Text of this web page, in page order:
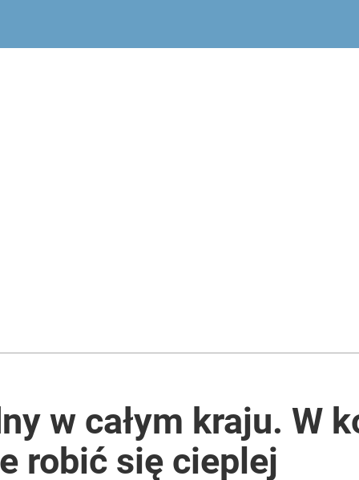
roku?
Polacy. Sondaż dla „Wprost”
w całym kraju. W
robić się cieplej